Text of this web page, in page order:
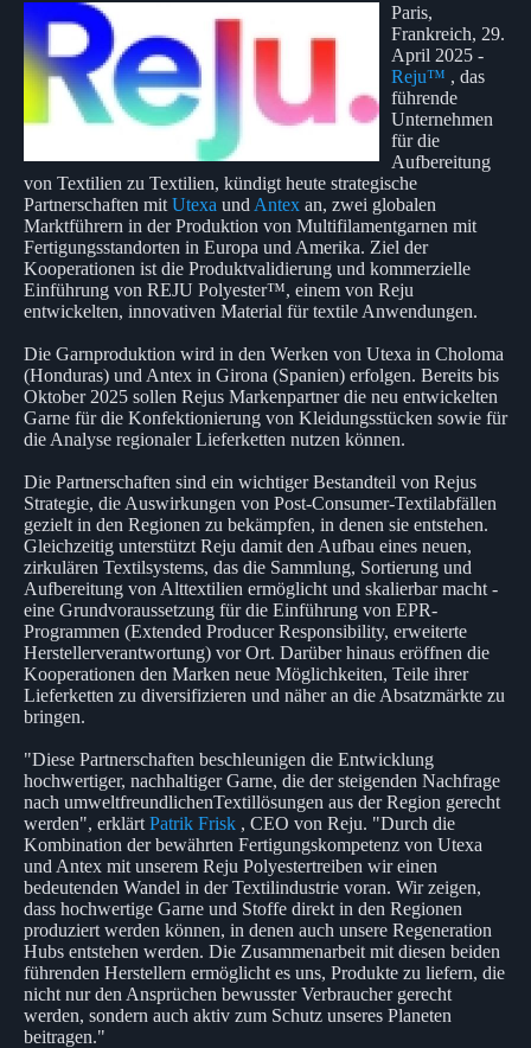
Paris,
Frankreich, 29.
April 2025 -
Reju™ , das
führende
Unternehmen
für die
Aufbereitung
von Textilien zu Textilien, kündigt heute strategische
Partnerschaften mit Utexa und Antex an, zwei globalen
Marktführern in der Produktion von Multifilamentgarnen mit
Fertigungsstandorten in Europa und Amerika. Ziel der
Kooperationen ist die Produktvalidierung und kommerzielle
Einführung von REJU Polyester™, einem von Reju
entwickelten, innovativen Material für textile Anwendungen.
Die Garnproduktion wird in den Werken von Utexa in Choloma
(Honduras) und Antex in Girona (Spanien) erfolgen. Bereits bis
Oktober 2025 sollen Rejus Markenpartner die neu entwickelten
Garne für die Konfektionierung von Kleidungsstücken sowie für
die Analyse regionaler Lieferketten nutzen können.
Die Partnerschaften sind ein wichtiger Bestandteil von Rejus
Strategie, die Auswirkungen von Post-Consumer-Textilabfällen
gezielt in den Regionen zu bekämpfen, in denen sie entstehen.
Gleichzeitig unterstützt Reju damit den Aufbau eines neuen,
zirkulären Textilsystems, das die Sammlung, Sortierung und
Aufbereitung von Alttextilien ermöglicht und skalierbar macht -
eine Grundvoraussetzung für die Einführung von EPR-
Programmen (Extended Producer Responsibility, erweiterte
Herstellerverantwortung) vor Ort. Darüber hinaus eröffnen die
Kooperationen den Marken neue Möglichkeiten, Teile ihrer
Lieferketten zu diversifizieren und näher an die Absatzmärkte zu
bringen.
"Diese Partnerschaften beschleunigen die Entwicklung
hochwertiger, nachhaltiger Garne, die der steigenden Nachfrage
nach umweltfreundlichenTextillösungen aus der Region gerecht
werden", erklärt Patrik Frisk , CEO von Reju. "Durch die
Kombination der bewährten Fertigungskompetenz von Utexa
und Antex mit unserem Reju Polyestertreiben wir einen
bedeutenden Wandel in der Textilindustrie voran. Wir zeigen,
dass hochwertige Garne und Stoffe direkt in den Regionen
produziert werden können, in denen auch unsere Regeneration
Hubs entstehen werden. Die Zusammenarbeit mit diesen beiden
führenden Herstellern ermöglicht es uns, Produkte zu liefern, die
nicht nur den Ansprüchen bewusster Verbraucher gerecht
werden, sondern auch aktiv zum Schutz unseres Planeten
beitragen."